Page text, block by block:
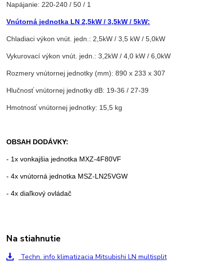
Napájanie: 220-240 / 50 / 1
Vnútorná jednotka LN 2,5kW / 3,5kW / 5kW:
Chladiaci výkon vnút. jedn.: 2,5kW / 3,5 kW / 5,0kW
Vykurovací výkon vnút. jedn.: 3,2kW / 4,0 kW / 6,0kW
Rozmery vnútornej jednotky (mm): 890 x 233 x 307
Hlučnosť vnútornej jednotky dB: 19-36 / 27-39
Hmotnosť vnútornej jednotky: 15,5 kg
OBSAH DODÁVKY:
- 1x vonkajšia jednotka MXZ-4F80VF
- 4x vnútorná jednotka MSZ-LN25VGW
- 4x diaľkový ovládač
Na stiahnutie
Techn. info klimatizacia Mitsubishi LN multisplit